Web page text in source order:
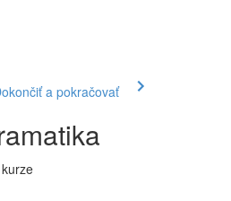
a pokračovať